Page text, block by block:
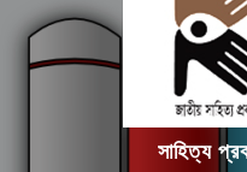
সাহিত্য